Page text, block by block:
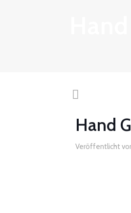
Hand
Veröffentlicht